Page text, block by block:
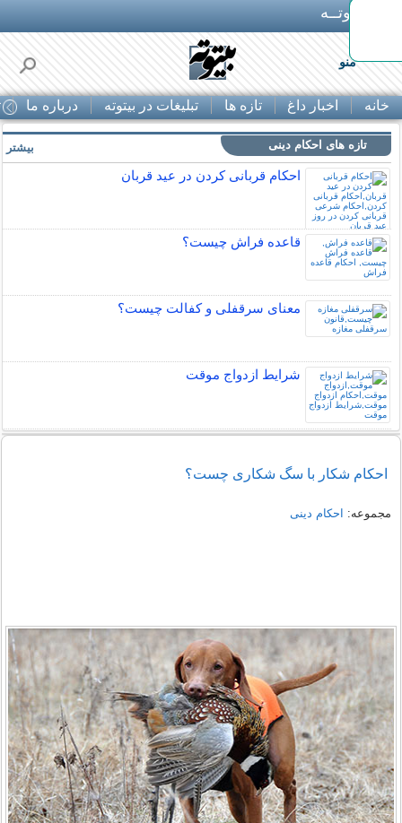
بـیتوتــه
منو
خانه اخبار داغ تازه ها تبلیغات در بیتوته درباره ما
تازه های احکام دینی
احکام قربانی کردن در عید قربان
قاعده فراش چیست؟
معنای سرقفلی و کفالت چیست؟
شرایط ازدواج موقت
بیشتر
احکام شکار با سگ شکاری چست؟
مجموعه: احکام دینی